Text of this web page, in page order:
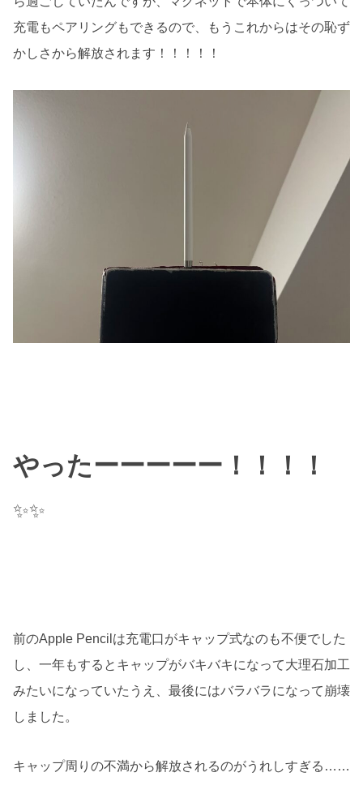
充電もペアリングもできるので、もうこれからはその恥ず
かしさから解放されます！！！！！
やったーーーーー！！！！
✨✨
前のApple Pencilは充電口がキャップ式なのも不便でした
し、一年もするとキャップがバキバキになって大理石加工
みたいになっていたうえ、最後にはバラバラになって崩壊
しました。
キャップ周りの不満から解放されるのがうれしすぎる……